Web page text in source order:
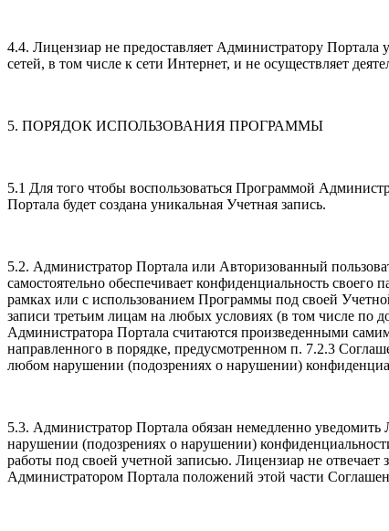
4.4. Лицензиар не предоставляет Администратору
сетей, в том числе к сети Интернет, и не осуществляет
5. ПОРЯДОК ИСПОЛЬЗОВАНИЯ ПРОГРАММЫ
5.1 Для того чтобы воспользоваться Программой
Портала будет создана уникальная Учетная запись.
5.2. Администратор Портала или Авторизованный
самостоятельно обеспечивает конфиденциальность своего
рамках или с использованием Программы под своей
записи третьим лицам на любых условиях (в том числе по
Администратора Портала считаются произведенными
направленного в порядке, предусмотренном п. 7.2.3
любом нарушении (подозрениях о нарушении)
5.3. Администратор Портала обязан немедленно
нарушении (подозрениях о нарушении)
работы под своей учетной записью. Лицензиар не
Администратором Портала положений этой части